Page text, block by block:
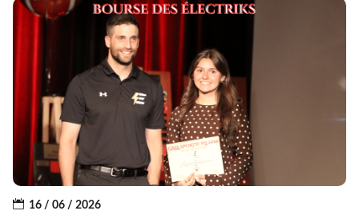
16 / 06 / 2026